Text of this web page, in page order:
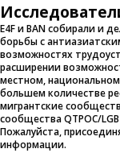
E4F и BAN собирали и
борьбы с
возможностях
расширении
местном,
большем количестве
мигрантские
сообщества QTPOC/
Пожалуйста,
информации.